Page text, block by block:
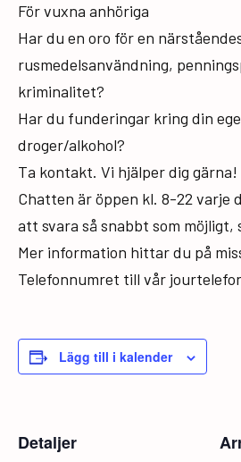
För vuxna anhöriga
Har du en oro för en
rusmedelsanvändning,
kriminalitet?
Har du funderingar kring din
droger/alkohol?
Ta kontakt. Vi hjälper dig gärna!
Chatten är öppen kl. 8-22 varje
att svara så snabbt som möjligt,
Mer information hittar du på
Telefonnumret till vår
Lägg till i kalender
Detaljer